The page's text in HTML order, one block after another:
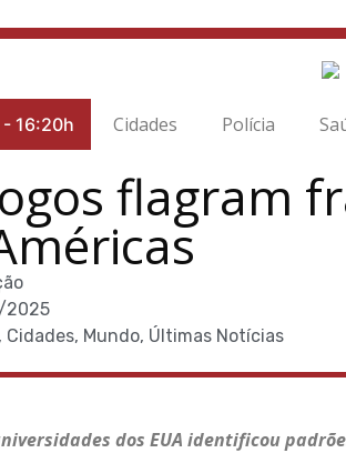
- 16:20h Cidades Polícia
flagram
2025
, Cidades, Mundo, Últimas Notícias
dos EUA identificou